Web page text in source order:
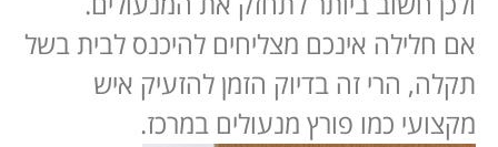
אם חלילה אינכם מצליחים להיכנס לבית בשל
תקלה, הרי זה בדיוק הזמן להזעיק איש
מקצועי כמו פורץ מנעולים במרכז.